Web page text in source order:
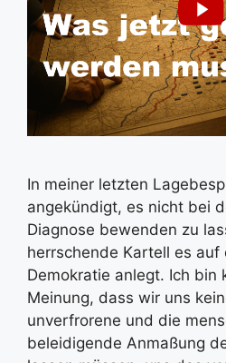
In meiner letzten
angekündigt, es nicht bei
Diagnose bewenden zu
herrschende Kartell es
Demokratie anlegt. Ich bin
Meinung, dass wir uns
unverfrorene und die
beleidigende Anmaßung